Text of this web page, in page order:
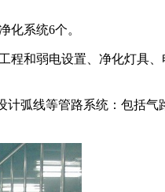
系统6个。
和弱电设置、净化灯具
弧线等管路系统：包括气